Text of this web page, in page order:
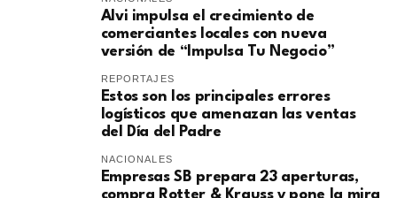
Alvi impulsa el crecimiento de
comerciantes locales con nueva
versión de “Impulsa Tu Negocio”
REPORTAJES
Estos son los principales errores
logísticos que amenazan las ventas
del Día del Padre
NACIONALES
Empresas SB prepara 23 aperturas,
compra Rotter & Krauss y pone la mira